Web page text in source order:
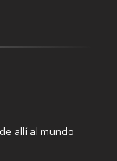
allí al mundo